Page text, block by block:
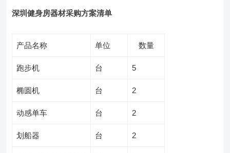
深圳健身房器材采购方案清单
产品名称 单位 数量
跑步机 台 5
椭圆机 台 2
动感单车 台 2
划船器 台 2